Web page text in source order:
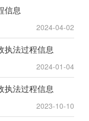
信息
2024-04-02
执法过程信息
2024-01-04
执法过程信息
2023-10-10